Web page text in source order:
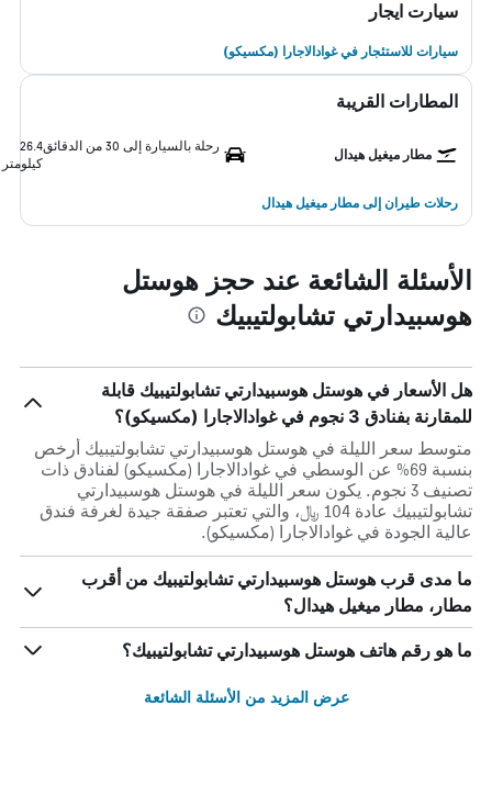
سيارت ايجار
سيارات للاستئجار في غوادالاجارا (مكسيكو)
المطارات القريبة
مطار ميغيل هيدال
رحلة بالسيارة إلى 30 من الدقائق
26.4
كيلومتر
رحلات طيران إلى مطار ميغيل هيدال
الأسئلة الشائعة عند حجز هوستل
هوسبيدارتي تشابولتيبيك
هل الأسعار في هوستل هوسبيدارتي تشابولتيبيك قابلة
للمقارنة بفنادق 3 نجوم في غوادالاجارا (مكسيكو)؟
متوسط سعر الليلة في هوستل هوسبيدارتي تشابولتيبيك أرخص
بنسبة 69% عن الوسطي في غوادالاجارا (مكسيكو) لفنادق ذات
تصنيف 3 نجوم. يكون سعر الليلة في هوستل هوسبيدارتي
تشابولتيبيك عادة 104 ﷼، والتي تعتبر صفقة جيدة لغرفة فندق
عالية الجودة في غوادالاجارا (مكسيكو).
ما مدى قرب هوستل هوسبيدارتي تشابولتيبيك من أقرب
مطار، مطار ميغيل هيدال؟
ما هو رقم هاتف هوستل هوسبيدارتي تشابولتيبيك؟
عرض المزيد من الأسئلة الشائعة